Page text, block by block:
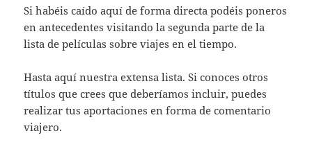
Si habéis caído aquí de forma directa podéis poneros
en antecedentes visitando la segunda parte de la
lista de películas sobre viajes en el tiempo.
Hasta aquí nuestra extensa lista. Si conoces otros
títulos que crees que deberíamos incluir, puedes
realizar tus aportaciones en forma de comentario
viajero.